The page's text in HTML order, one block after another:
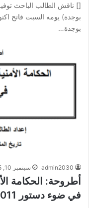
[] ناقش الطالب الباحث
بوجدة…
admin2030 سبتمبر 10, 2025
أطروحة: الحكامة
في ضوء دستور 2011 (تحميل)